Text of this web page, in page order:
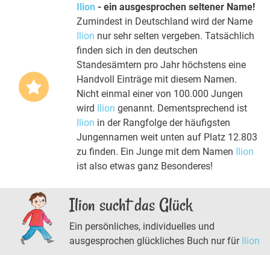
Ilion - ein ausgesprochen seltener Name!
Zumindest in Deutschland wird der Name
Ilion nur sehr selten vergeben. Tatsächlich
finden sich in den deutschen
Standesämtern pro Jahr höchstens eine
Handvoll Einträge mit diesem Namen.
Nicht einmal einer von 100.000 Jungen
wird Ilion genannt. Dementsprechend ist
Ilion in der Rangfolge der häufigsten
Jungennamen weit unten auf Platz 12.803
zu finden. Ein Junge mit dem Namen Ilion
ist also etwas ganz Besonderes!
Ilion sucht das Glück
Ein persönliches, individuelles und
ausgesprochen glückliches Buch nur für Ilion